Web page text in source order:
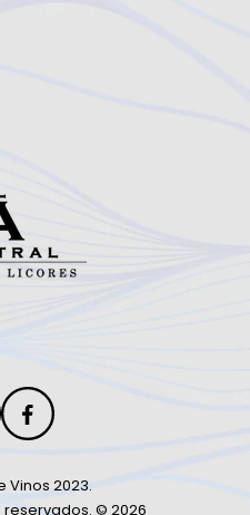
Vinos 2023.
© 2026